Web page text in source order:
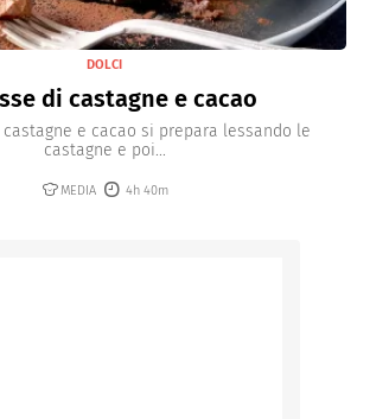
DOLCI
di castagne e cacao
e cacao si prepara lessando le
castagne e poi...
MEDIA 4h 40m